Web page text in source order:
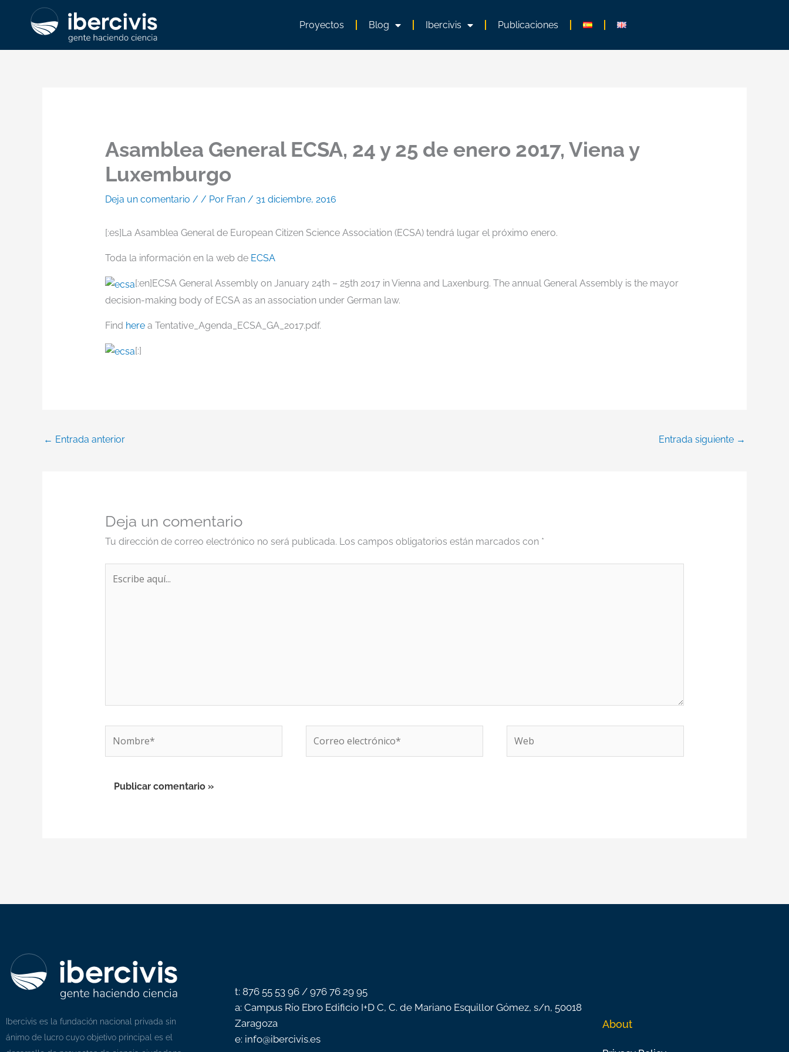
contenido
Proyectos Blog Ibercivis Publicaciones
Asamblea General ECSA, 24 y 25 de enero 2017, Viena y
Luxemburgo
Deja un comentario / / Por Fran / 31 diciembre, 2016
[:es]La Asamblea General de European Citizen Science Association (ECSA) tendrá lugar el próximo enero.
Toda la información en la web de ECSA
[:en]ECSA General Assembly on January 24th – 25th 2017 in Vienna and Laxenburg. The annual General Assembly is the mayor
decision-making body of ECSA as an association under German law.
Find here a Tentative_Agenda_ECSA_GA_2017.pdf.
[:]
← Entrada anterior Entrada siguiente →
Deja un comentario
Tu dirección de correo electrónico no será publicada. Los campos obligatorios están marcados con *
Ibercivis es la fundación nacional privada sin
ánimo de lucro cuyo objetivo principal es el
t: 876 55 53 96 / 976 76 29 95
a: Campus Río Ebro Edificio I+D C, C. de Mariano Esquillor Gómez, s/n, 50018
Zaragoza
e: info@ibercivis.es
About